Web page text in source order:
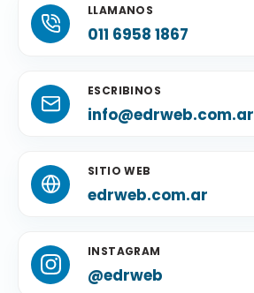
LLAMANOS
011 6958 1867
ESCRIBINOS
info@edrweb.com.ar
SITIO WEB
edrweb.com.ar
INSTAGRAM
@edrweb